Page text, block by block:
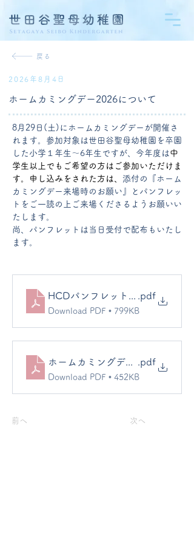
戻る
2026年8月4日
ホームカミングデー2026について
8月29日(土)にホームカミングデーが開催さ
れます。参加対象は世田谷聖母幼稚園を卒園
した小学１年生～6年生ですが、今年度は 中
学生以上でもご希望の方はご参加いただけま
す。申し込みをされた方は、 添付の『ホーム
カミングデー来場時のお願い』とパンフレッ
トをご一読の上ご来場くださるようお願いい
たします。
尚、パンフレットは当日受付で配布もいたし
ます。
HCDパンフレット 2026年度
.pdf
Download PDF • 799KB
ホームカミングデー来場時のお願
.pdf
Download PDF • 452KB
前へ 次へ